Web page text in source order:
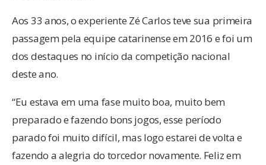
Aos 33 anos, o experiente Zé Carlos teve sua primeira
passagem pela equipe catarinense em 2016 e foi um
dos destaques no início da competição nacional
deste ano.
“Eu estava em uma fase muito boa, muito bem
preparado e fazendo bons jogos, esse período
parado foi muito difícil, mas logo estarei de volta e
fazendo a alegria do torcedor novamente. Feliz em